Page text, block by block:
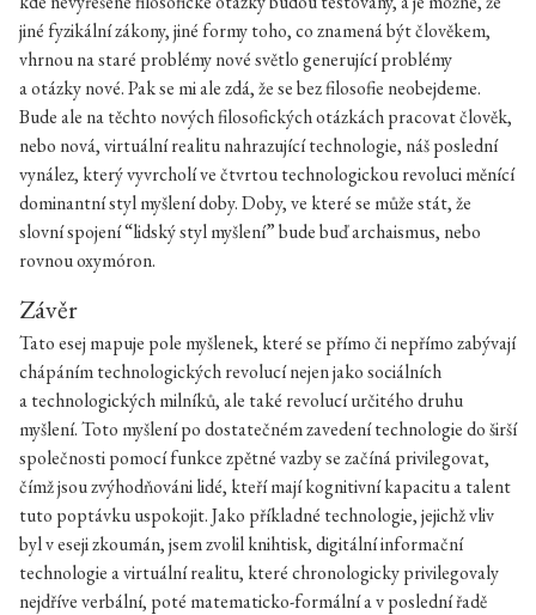
jiné fyzikální zákony, jiné formy toho, co znamená být člověkem,
vhrnou na staré problémy nové světlo generující problémy
a otázky nové. Pak se mi ale zdá, že se bez filosofie neobejdeme.
Bude ale na těchto nových filosofických otázkách pracovat člověk,
nebo nová, virtuální realitu nahrazující technologie, náš poslední
vynález, který vyvrcholí ve čtvrtou technologickou revoluci měnící
dominantní styl myšlení doby. Doby, ve které se může stát, že
slovní spojení “lidský styl myšlení” bude buď archaismus, nebo
rovnou oxymóron.
Závěr
Tato esej mapuje pole myšlenek, které se přímo či nepřímo zabývají
chápáním technologických revolucí nejen jako sociálních
a technologických milníků, ale také revolucí určitého druhu
myšlení. Toto myšlení po dostatečném zavedení technologie do širší
společnosti pomocí funkce zpětné vazby se začíná privilegovat,
čímž jsou zvýhodňováni lidé, kteří mají kognitivní kapacitu a talent
tuto poptávku uspokojit. Jako příkladné technologie, jejichž vliv
byl v eseji zkoumán, jsem zvolil knihtisk, digitální informační
technologie a virtuální realitu, které chronologicky privilegovaly
nejdříve verbální, poté matematicko-formální a v poslední řadě